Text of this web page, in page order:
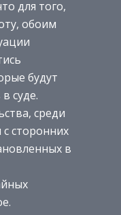
для того,
обоим
будут
суде.
среди
сторонних
в